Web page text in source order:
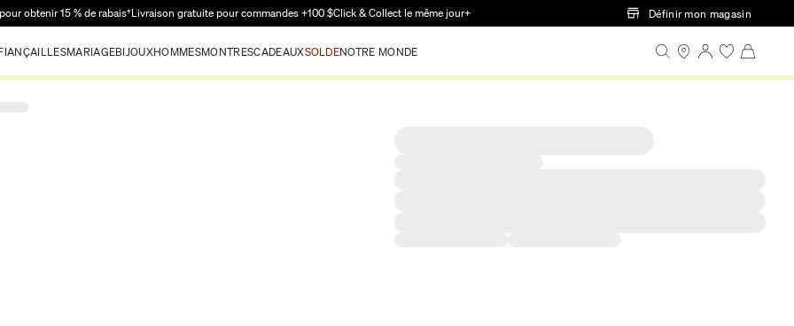
Passer au contenu principal
obtenir 15 % de rabais†Livraison gratuite pour commandes +100 $Click & Collect le même jour+ Définir mon magasin
MARIAGEBIJOUXHOMMESMONTRESCADEAUXSOLDENOTRE MONDE